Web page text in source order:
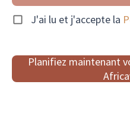
J'ai lu et j'accepte la
Planifiez maintenant